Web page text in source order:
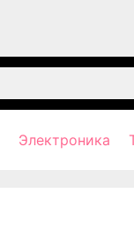
Электроника